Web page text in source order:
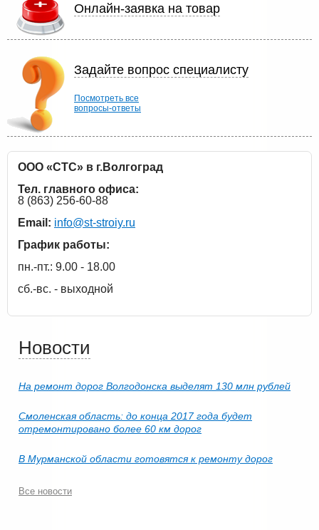
Онлайн-заявка на товар
Задайте вопрос специалисту
Посмотреть все
вопросы-ответы
ООО «СТС» в г.Волгоград
Тел. главного офиса:
8 (863) 256-60-88
Email: info@st-stroiy.ru
График работы:
пн.-пт.: 9.00 - 18.00
сб.-вс. - выходной
Новости
На ремонт дорог Волгодонска выделят 130 млн рублей
Смоленская область: до конца 2017 года будет
отремонтировано более 60 км дорог
В Мурманской области готовятся к ремонту дорог
Все новости